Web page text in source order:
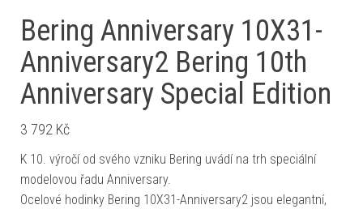
Bering Anniversary 10X31-
Anniversary2 Bering 10th
Anniversary Special Edition
3 792 Kč
K 10. výročí od svého vzniku Bering uvádí na trh speciální
modelovou řadu Anniversary.
Ocelové hodinky Bering 10X31-Anniversary2 jsou elegantní,